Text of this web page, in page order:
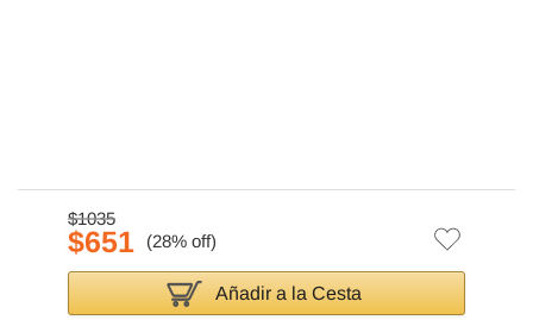
$1035
$651
Añadir a la Cesta